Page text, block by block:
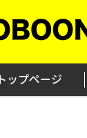
トップページ